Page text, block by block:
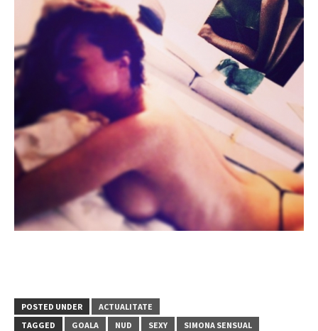
POSTED UNDER
ACTUALITATE
TAGGED
GOALA NUD SEXY
SIMONA SENSUAL